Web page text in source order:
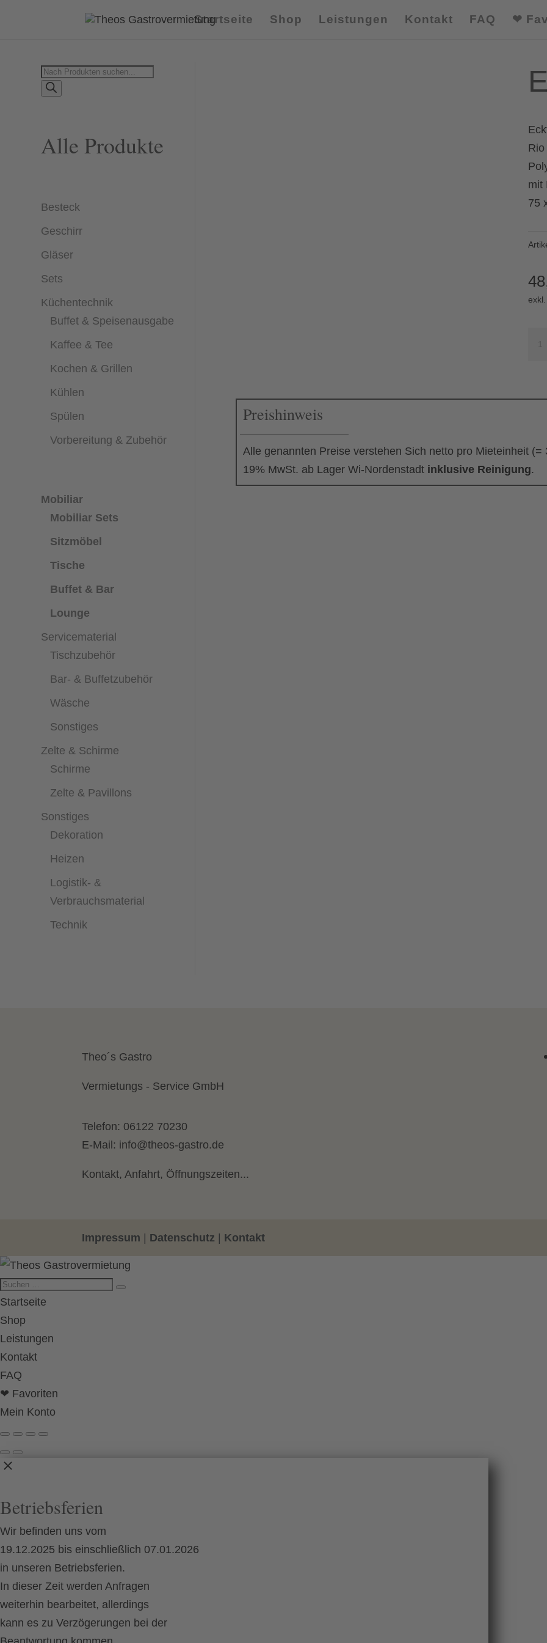
Startseite Shop Leistungen Kontakt FAQ ❤
Products
search
Alle Produkte
Besteck
Geschirr
Gläser
Sets
Küchentechnik
Buffet & Speisenausgabe
Kaffee & Tee
Kochen & Grillen
Kühlen
Spülen
Vorbereitung & Zubehör
Mobiliar
Mobiliar Sets
Sitzmöbel
Tische
Buffet & Bar
Lounge
Servicematerial
Tischzubehör
Bar- & Buffetzubehör
Wäsche
Sonstiges
Zelte & Schirme
Schirme
Zelte & Pavillons
Sonstiges
Dekoration
Heizen
Logistik- &
Verbrauchsmaterial
Technik
mit
75
Preishinweis
Alle genannten Preise verstehen Sich netto pro Mieteinheit
19% MwSt. ab Lager Wi-Nordenstadt inklusive Reinigung.
Theo´s Gastro
Vermietungs - Service GmbH
Telefon: 06122 70230
E-Mail: info@theos-gastro.de
Kontakt, Anfahrt, Öffnungszeiten...
Impressum | Datenschutz | Kontakt
Startseite
Shop
Leistungen
Kontakt
FAQ
❤ Favoriten
Mein Konto
Betriebsferien
Wir befinden uns vom
19.12.2025 bis einschließlich 07.01.2026
in unseren Betriebsferien.
In dieser Zeit werden Anfragen
weiterhin bearbeitet, allerdings
kann es zu Verzögerungen bei der